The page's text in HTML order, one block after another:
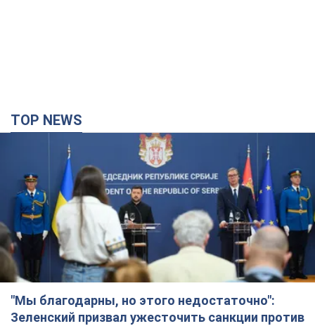
"Мы благодарны, но этого недостаточно":
Зеленский призвал ужесточить санкции против
Президент поблагодарил европейских партнеров за
финансовую поддержку
5 годин тому 65,5 т.
Украина приобрела у Турции 70 баллистических
ракет и многое другое вооружение: в Госдепе
США обнародовали список
Госдеп уже проинформировал об этом американский
Конгресс